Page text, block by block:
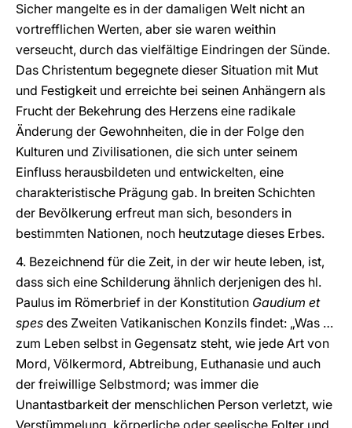
Sicher mangelte es in der damaligen Welt nicht an
vortrefflichen Werten, aber sie waren weithin
verseucht, durch das vielfältige Eindringen der Sünde.
Das Christentum begegnete dieser Situation mit Mut
und Festigkeit und erreichte bei seinen Anhängern als
Frucht der Bekehrung des Herzens eine radikale
Änderung der Gewohnheiten, die in der Folge den
Kulturen und Zivilisationen, die sich unter seinem
Einfluss herausbildeten und entwickelten, eine
charakteristische Prägung gab. In breiten Schichten
der Bevölkerung erfreut man sich, besonders in
bestimmten Nationen, noch heutzutage dieses Erbes.
4. Bezeichnend für die Zeit, in der wir heute leben, ist,
dass sich eine Schilderung ähnlich derjenigen des hl.
Paulus im Römerbrief in der Konstitution Gaudium et
spes des Zweiten Vatikanischen Konzils findet: „Was …
zum Leben selbst in Gegensatz steht, wie jede Art von
Mord, Völkermord, Abtreibung, Euthanasie und auch
der freiwillige Selbstmord; was immer die
Unantastbarkeit der menschlichen Person verletzt, wie
Verstümmelung, körperliche oder seelische Folter und